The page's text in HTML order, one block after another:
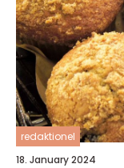
redaktionel
18. January 2024